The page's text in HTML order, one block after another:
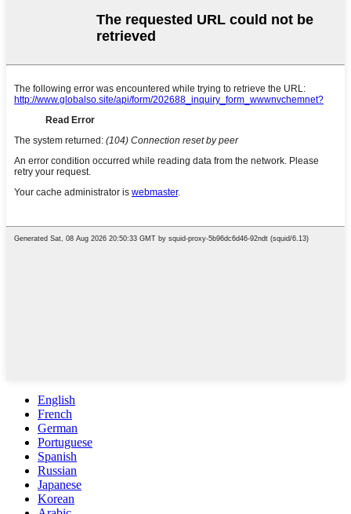
English
French
German
Portuguese
Spanish
Russian
Japanese
Korean